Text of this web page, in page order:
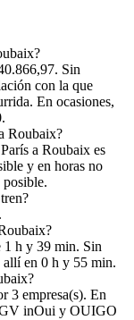
Sin
con la que
En ocasiones,
Roubaix?
a Roubaix es
y en horas no
1 h y 39 min. Sin
allí en 0 h y 55 min.
3 empresa(s). En
inOui y OUIGO